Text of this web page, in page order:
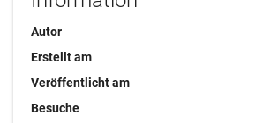
Autor
Erstellt am
Veröffentlicht am
Besuche